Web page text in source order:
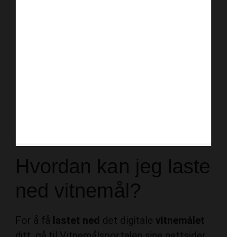
Hvordan kan jeg laste
ned vitnemål?
For å få lastet ned det digitale
ditt, gå til Vitnemålsportalen sine nettsider.
Der må du så logge inn med ID-Porten eller